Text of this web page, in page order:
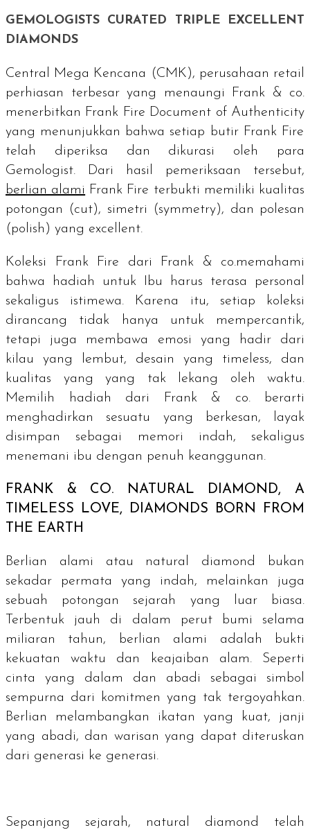
GEMOLOGISTS CURATED TRIPLE EXCELLENT
DIAMONDS
Central Mega Kencana (CMK), perusahaan retail
perhiasan terbesar yang menaungi Frank & co.
menerbitkan Frank Fire Document of Authenticity
yang menunjukkan bahwa setiap butir Frank Fire
telah diperiksa dan dikurasi oleh para
Gemologist.
Dari hasil pemeriksaan tersebut,
berlian alami Frank Fire terbukti memiliki kualitas
potongan (cut), simetri (symmetry), dan polesan
( polish ) yang excellent.
Koleksi Frank Fire dari Frank & co.memahami
bahwa hadiah untuk Ibu harus terasa personal
sekaligus istimewa. Karena itu, setiap koleksi
dirancang tidak hanya untuk mempercantik,
tetapi juga membawa emosi yang hadir dari
kilau yang lembut, desain yang timeless, dan
kualitas yang yang tak lekang oleh waktu.
Memilih hadiah dari Frank & co. berarti
menghadirkan sesuatu yang berkesan, layak
disimpan sebagai memori indah, sekaligus
menemani ibu dengan penuh keanggunan.
FRANK & CO. NATURAL DIAMOND, A
TIMELESS LOVE, DIAMONDS BORN FROM
THE EARTH
Berlian alami atau natural diamond
bukan
sekadar permata yang indah, melainkan juga
sebuah potongan sejarah yang luar biasa.
Terbentuk jauh di dalam perut bumi selama
miliaran tahun, berlian alami adalah bukti
kekuatan waktu dan keajaiban alam. Seperti
cinta yang dalam dan abadi sebagai simbol
sempurna dari komitmen yang tak tergoyahkan.
Berlian melambangkan ikatan yang kuat, janji
yang abadi, dan warisan yang dapat diteruskan
dari generasi ke generasi.
Sepanjang sejarah, natural diamond
telah